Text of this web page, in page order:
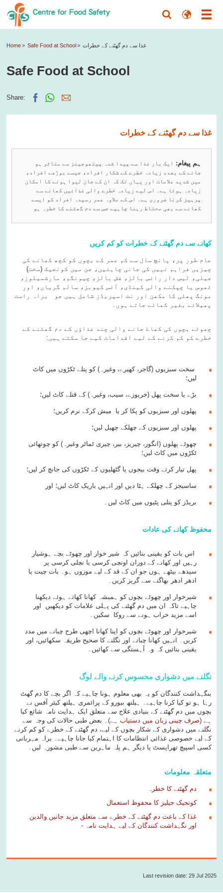
Home Safe Food at School غذا سے دم گھٹنے کے خطرات
Safe Food at School
Share:
غذا سے دم گھٹنے کے خطرات
ہم پیغام: ایک بار غذا سے پیدا شدہ پیتھوجینز سے متاثر ہو
جانے کے بعد، زیادہ خطرے کے شکار افراد، جیسے بوڑھے افراد،
میں شدید علامات اور یہاں تک کہ ان کے جان لیوا ہونے کا امکان
زیادہ ہوتا ہے۔ اس لیے زیادہ خطرے والی غذائیں کھانے سے
پرہیز کرنا ضروری ہے۔ اس کے علاوہ عمر رسیدہ افراد کو ایسے
کھانے سے بھی محتاط رہنا چاہیے جس سے دم گھٹنے کا خطرہ ہو
کھانے سے دم گھٹنے کے خطرات کو کم کریں
عام طور پر، پانچ سال سے کم عمر کے بچوں کو کچھ کھانے کی
چیزیں فراہم نہیں کی جانی چاہئیں، جن میں کونجیک (سخت)
جیلی، لیس دار رائس بالز، فش بالز، چیونگم، مارشمیلوز،
ٹھوس یا چپکنے والی کینڈی، آئس کیوبز، سالم گریاں، اور
مونگ پھلی کا مکھن اور نٹ اسپریڈز شامل ہیں جو براہ راست
پھیلائے بغیر کھائے جاتے ہوں۔
چھوٹے بچوں کی کھاۓ جانے والی چند غذاؤں کے دم گھٹنے کے
خطرے کو کم کرنے کے لیے اقدامات کیے جا سکتے ہیں:
سخت سبزیوں (گاجر، کھیرے، وغیرہ) کو پتلے ٹکڑوں میں کاٹ
لیں؛
بڑے یا سخت پھل (خربوزے، سیب، وغیرہ) کے قتلے کاٹ لیں؛
پھلوں اور سبزیوں کو پکا کر یا میش کرکے نرم کریں؛
پھلوں اور سبزیوں کے چھلکے چھیل لیں؛
چھوٹے پھلوں (انگور، چیریز، بیر، چیری ٹماٹر وغیرہ) کو چوتھائی
ٹکڑوں میں کاٹ لیں؛
پھل تیار کرتے وقت بیجوں یا گٹھلیوں کے ٹکڑوں کی جانچ کر لیں؛
ساسیجز کے چھلکے ہٹا دیں اور انہیں باریک کاٹ لیں؛ اور
بریڈز کو پتلی پٹیوں میں کاٹ لیں۔
محفوظ کھانے کی عادات
اس بات کو یقینی بنائیں کہ شیر خوار اور چھوٹے بچے ہوشیار
رہیں اور کھانے کے دوران اونچی کرسی یا نچلی کرسی پر
سیدھے بیٹھے ہوں جو ان کے قد کے لیے موزوں ہو۔ بات چیت یا
ادھر ادھر بھاگنے سے گریز کریں۔
شیرخوار اور چھوٹے بچوں کو ہمیشہ کھانا کھاتے ہوئے دیکھنا
چاہیے تاکہ ان میں دم گھٹنے کی پہلی علامات کو دیکھیں اور
اسے مزید خراب ہونے سے روکا سکیں۔
شیرخوار اور چھوٹے بچوں کو اپنا کھانا اچھی طرح چبانے میں مدد
کریں۔ انہیں کھانا چبانے اور نگلنے کا صحیح طریقہ سکھائیں، اور
یقینی بنائیں کہ وہ آہستگی سے کھائیں۔
نگلنے میں دشواری محسوس کرنے والے لوگ
بنگہداشت کنندگان کو یہ بھی معلوم ہونا چاہیے کہ اگر بچے کا دم گھٹ
رہا ہو تو کیا کرنا چاہیے۔ ہیلتھ بیورو کے پرائمری ہیلتھ کیئر آفس نے
بچوں میں دم گھٹنے کے بنیادی علاج سے متعلق ایک ہدایت نامہ شائع کیا
ہے (صرف چینی زبان میں دستیاب ہے)۔ بعض طبی حالات کی وجہ سے
نگلنے میں دشواری کے شکار بچوں کے لیے، دم گھٹنے کے خطرے کو کم کرنے
کے لیے خصوصی غذائی انتظامات کا اہتمام کیا جانا چاہیے۔ براہ مہربانی
کسی اسپیچ تھراپسٹ یا دیگر ہم پلہ ماہرین سے طبی مشورہ لیں۔
متعلقہ معلومات
دم گھٹنے کا خطرہ
کونجیک جیلیز کا محفوظ استعمال
غذا کے باعث دم گھٹنے کے خطرے سے متعلق مزید جانیں والدین
اور نگہداشت کنندگان کے لیے ہدایت نامہ -
Last revision date: 29 Jul 2025